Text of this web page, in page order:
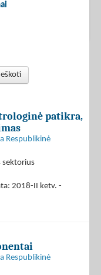
patikra,
Respublikinė
sektorius
2018-II ketv. -
Respublikinė